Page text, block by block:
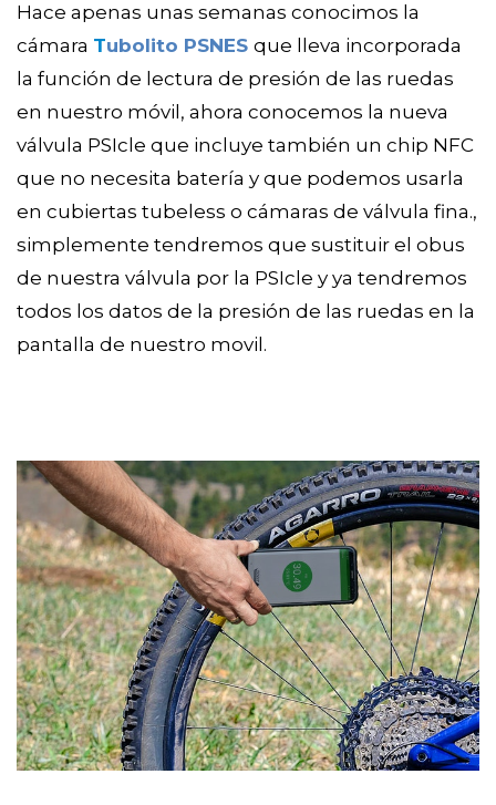
Hace apenas unas semanas conocimos la
cámara Tubolito PSNES que lleva incorporada
la función de lectura de presión de las ruedas
en nuestro móvil, ahora conocemos la nueva
válvula PSIcle que incluye también un chip NFC
que no necesita batería y que podemos usarla
en cubiertas tubeless o cámaras de válvula fina.,
simplemente tendremos que sustituir el obus
de nuestra válvula por la PSIcle y ya tendremos
todos los datos de la presión de las ruedas en la
pantalla de nuestro movil.